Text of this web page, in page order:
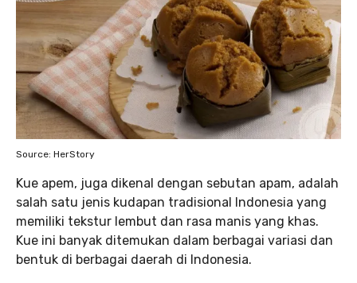
Source: HerStory
Kue apem, juga dikenal dengan sebutan apam, adalah
salah satu jenis kudapan tradisional Indonesia yang
memiliki tekstur lembut dan rasa manis yang khas.
Kue ini banyak ditemukan dalam berbagai variasi dan
bentuk di berbagai daerah di Indonesia.